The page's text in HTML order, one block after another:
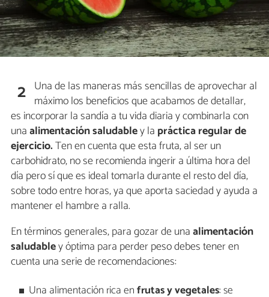
2 Una de las maneras más sencillas de aprovechar al
máximo los beneficios que acabamos de detallar,
es incorporar la sandía a tu vida diaria y combinarla con
unaalimentación saludabley la práctica regular de
ejercicio.Ten en cuenta que esta fruta, al ser un
carbohidrato, no se recomienda ingerir a última hora del
día pero sí que es ideal tomarla durante el resto del día,
sobre todo entre horas, ya que aporta saciedad y ayuda a
mantener el hambre a ralla.
En términos generales, para gozar de unaalimentación
saludabley óptima para perder peso debes tener en
cuenta una serie de recomendaciones:
Una alimentación rica enfrutas y vegetales: se